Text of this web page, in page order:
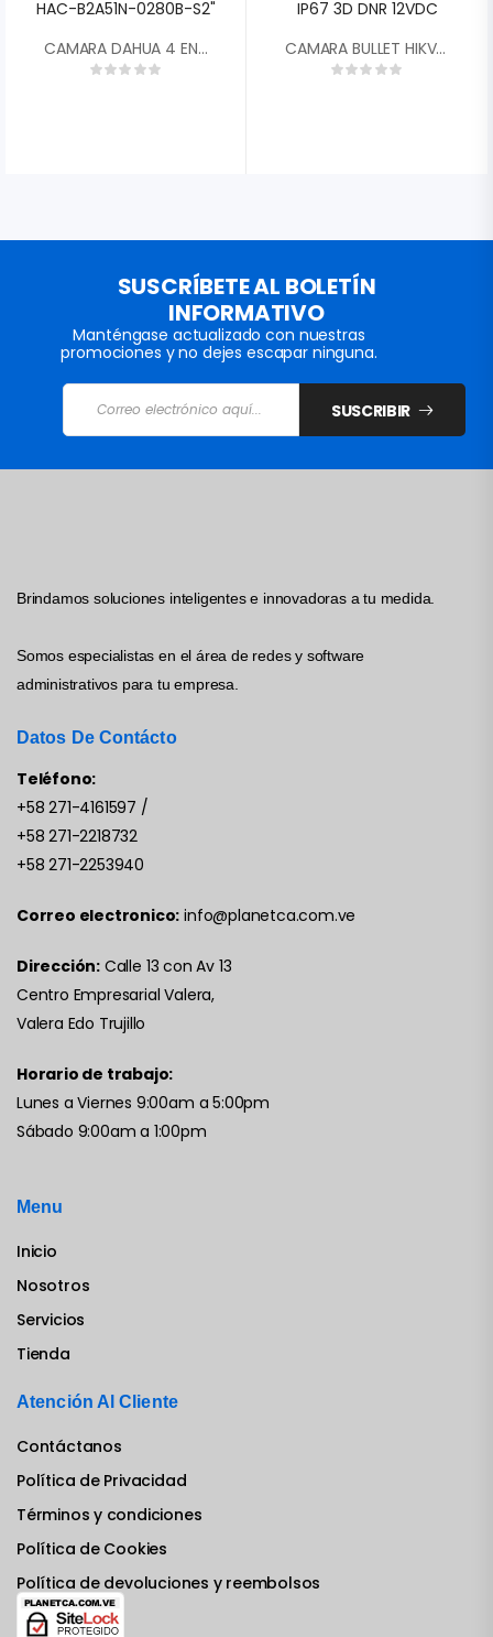
CAMARA DAHUA 4 EN 1 1/2,7 CMOS 5MP 20FPS TIPO BALA METALICA 2,8MM FOV 93░ DWDR IR 20M IP6 DH-HAC-B2A51N-0280B-S2″ CAMARA BULLET HIKVISION DS-2CE10DF0T-PF-28MM 2MP LENTE 2.8MM COLORVU TVI/AHD/CVI/CVBS EXTERIOR IP67 3D DNR 12VDC
SUSCRÍBETE AL BOLETÍN
INFORMATIVO
Manténgase actualizado con nuestras
promociones y no dejes escapar ninguna.
SUSCRIBIR
Brindamos soluciones inteligentes e innovadoras a tu medida.
Somos especialistas en el área de redes y software
administrativos para tu empresa.
Datos De Contácto
Teléfono:
+58 271-4161597 /
+58 271-2218732
+58 271-2253940
Correo electronico: info@planetca.com.ve
Dirección: Calle 13 con Av 13
Centro Empresarial Valera,
Valera Edo Trujillo
Horario de trabajo:
Lunes a Viernes 9:00am a 5:00pm
Sábado 9:00am a 1:00pm
Menu
Inicio
Nosotros
Servicios
Tienda
Atención Al Cliente
Contáctanos
Política de Privacidad
Términos y condiciones
Política de Cookies
Política de devoluciones y reembolsos